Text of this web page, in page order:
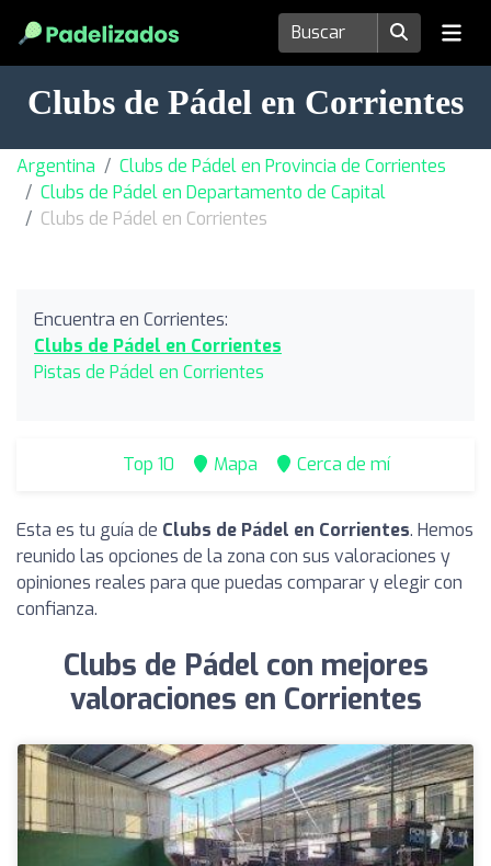
Clubs de Pádel en Corrientes
Argentina
Clubs de Pádel en Provincia de Corrientes
Clubs de Pádel en Departamento de Capital
Clubs de Pádel en Corrientes
Encuentra en Corrientes:
Clubs de Pádel en Corrientes
Pistas de Pádel en Corrientes
Top 10 Mapa Cerca de mí
Esta es tu guía de Clubs de Pádel en Corrientes. Hemos
reunido las opciones de la zona con sus valoraciones y
opiniones reales para que puedas comparar y elegir con
confianza.
Clubs de Pádel con mejores
valoraciones en Corrientes